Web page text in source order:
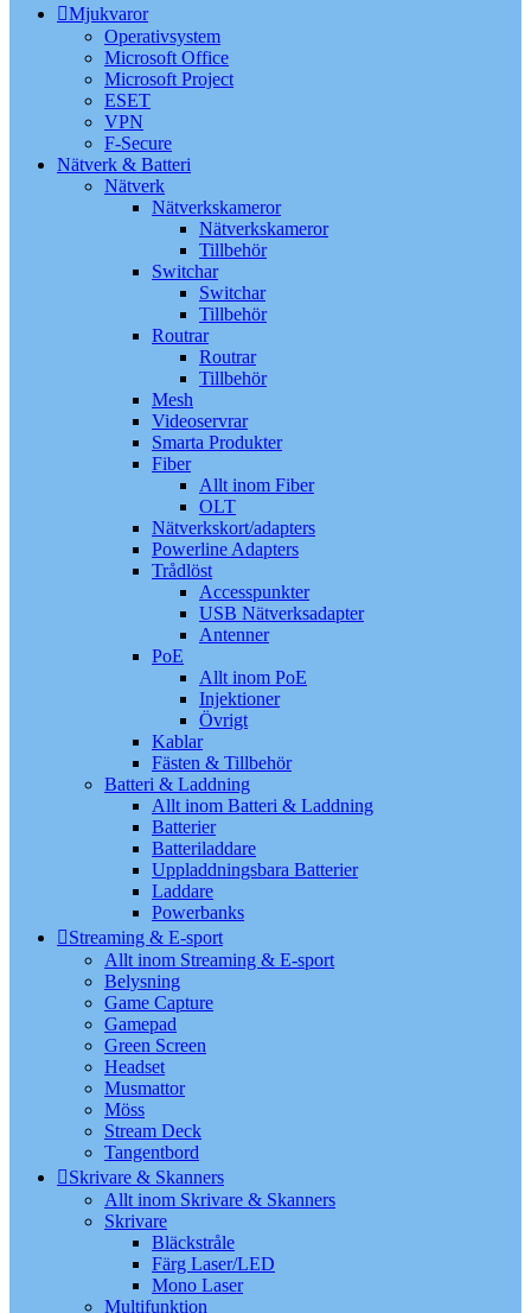
Mjukvaror
Operativsystem
Microsoft Office
Microsoft Project
ESET
VPN
F-Secure
Nätverk & Batteri
Nätverk
Nätverkskameror
Nätverkskameror
Tillbehör
Switchar
Switchar
Tillbehör
Routrar
Routrar
Tillbehör
Mesh
Videoservrar
Smarta Produkter
Fiber
Allt inom Fiber
OLT
Nätverkskort/adapters
Powerline Adapters
Trådlöst
Accesspunkter
USB Nätverksadapter
Antenner
PoE
Allt inom PoE
Injektioner
Övrigt
Kablar
Fästen & Tillbehör
Batteri & Laddning
Allt inom Batteri & Laddning
Batterier
Batteriladdare
Uppladdningsbara Batterier
Laddare
Powerbanks
Streaming & E-sport
Allt inom Streaming & E-sport
Belysning
Game Capture
Gamepad
Green Screen
Headset
Musmattor
Möss
Stream Deck
Tangentbord
Skrivare & Skanners
Allt inom Skrivare & Skanners
Skrivare
Bläckstråle
Färg Laser/LED
Mono Laser
Multifunktion